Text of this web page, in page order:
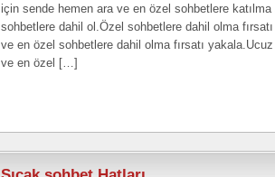
için sende hemen ara ve en özel sohbetlere
sohbetlere dahil ol.Özel sohbetlere dahil olma
ve en özel sohbetlere dahil olma fırsatı
ve en özel […]